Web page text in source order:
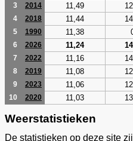
3 2014 11,49
4 2018 11,44
5 1990 11,38
6 2026 11,24
7 2022 11,16
8 2019 11,08
9 2023 11,06
10 2020 11,03
Weerstatistieken
De statistieken op deze site